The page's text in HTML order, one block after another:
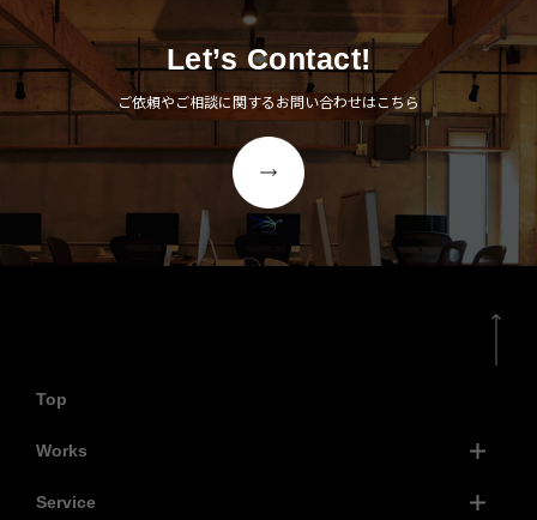
Let’s Contact!
ご依頼やご相談に関するお問い合わせはこちら
Top
Works
Service